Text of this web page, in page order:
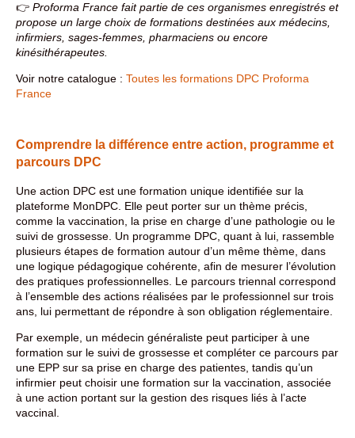
👉 Proforma France fait partie de ces organismes enregistrés et
propose un large choix de formations destinées aux médecins,
infirmiers, sages-femmes, pharmaciens ou encore
kinésithérapeutes.
Voir notre catalogue : Toutes les formations DPC Proforma
France
Comprendre la différence entre action, programme et
parcours DPC
Une action DPC est une formation unique identifiée sur la
plateforme MonDPC. Elle peut porter sur un thème précis,
comme la vaccination, la prise en charge d’une pathologie ou le
suivi de grossesse. Un programme DPC, quant à lui, rassemble
plusieurs étapes de formation autour d’un même thème, dans
une logique pédagogique cohérente, afin de mesurer l’évolution
des pratiques professionnelles. Le parcours triennal correspond
à l’ensemble des actions réalisées par le professionnel sur trois
ans, lui permettant de répondre à son obligation réglementaire.
Par exemple, un médecin généraliste peut participer à une
formation sur le suivi de grossesse et compléter ce parcours par
une EPP sur sa prise en charge des patientes, tandis qu’un
infirmier peut choisir une formation sur la vaccination, associée
à une action portant sur la gestion des risques liés à l’acte
vaccinal.